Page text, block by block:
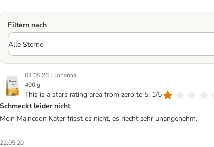
Filtern nach
04.05.26 | Johanna
400 g
This is a stars rating area from zero to 5: 1/5
Schmeckt leider nicht
Mein Maincoon Kater frisst es nicht, es riecht sehr unangenehm.
22.05.20